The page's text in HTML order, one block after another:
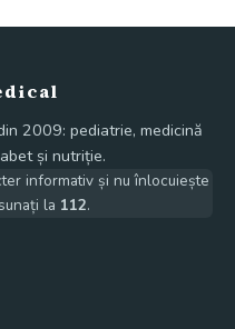
2009: pediatrie, medicină
și nutriție.
informativ și nu înlocuiește
la 112.